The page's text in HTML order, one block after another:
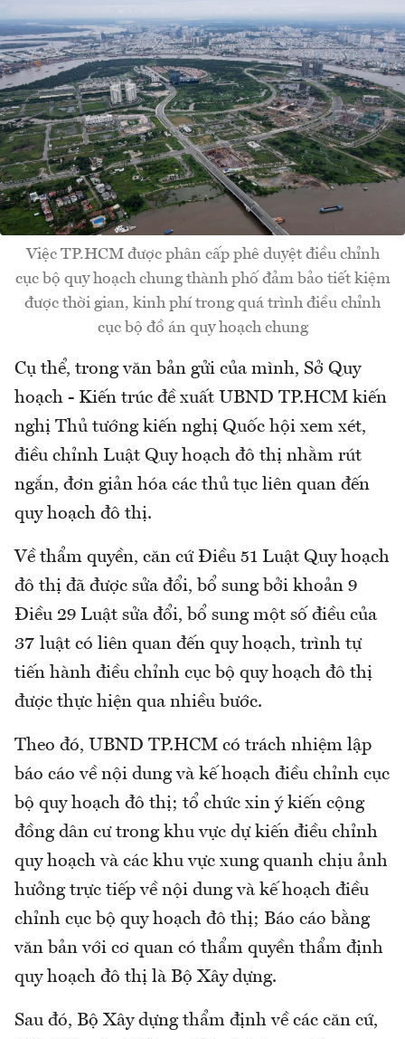
Việc TP.HCM được phân cấp phê duyệt điều chỉnh
cục bộ quy hoạch chung thành phố đảm bảo tiết kiệm
được thời gian, kinh phí trong quá trình điều chỉnh
cục bộ đồ án quy hoạch chung
Cụ thể, trong văn bản gửi của mình, Sở Quy
hoạch - Kiến trúc đề xuất UBND TP.HCM kiến
nghị Thủ tướng kiến nghị Quốc hội xem xét,
điều chỉnh Luật Quy hoạch đô thị nhằm rút
ngắn, đơn giản hóa các thủ tục liên quan đến
quy hoạch đô thị.
Về thẩm quyền, căn cứ Điều 51 Luật Quy hoạch
đô thị đã được sửa đổi, bổ sung bởi khoản 9
Điều 29 Luật sửa đổi, bổ sung một số điều của
37 luật có liên quan đến quy hoạch, trình tự
tiến hành điều chỉnh cục bộ quy hoạch đô thị
được thực hiện qua nhiều bước.
Theo đó, UBND TP.HCM có trách nhiệm lập
báo cáo về nội dung và kế hoạch điều chỉnh cục
bộ quy hoạch đô thị; tổ chức xin ý kiến cộng
đồng dân cư trong khu vực dự kiến điều chỉnh
quy hoạch và các khu vực xung quanh chịu ảnh
hưởng trực tiếp về nội dung và kế hoạch điều
chỉnh cục bộ quy hoạch đô thị; Báo cáo bằng
văn bản với cơ quan có thẩm quyền thẩm định
quy hoạch đô thị là Bộ Xây dựng.
Sau đó, Bộ Xây dựng thẩm định về các căn cứ,